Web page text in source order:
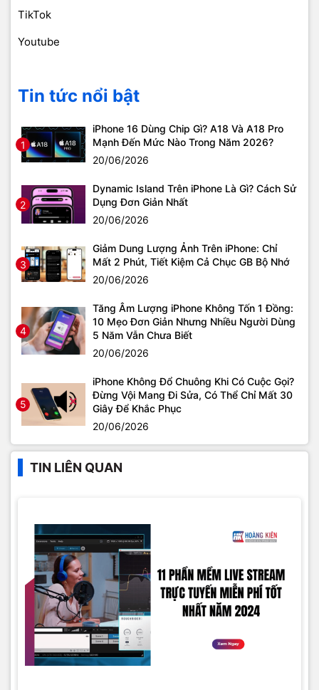
TikTok
Youtube
Tin tức nổi bật
1
iPhone 16 Dùng Chip Gì? A18 Và A18 Pro
Mạnh Đến Mức Nào Trong Năm 2026?
20/06/2026
2
Dynamic Island Trên iPhone Là Gì? Cách Sử
Dụng Đơn Giản Nhất
20/06/2026
3
Giảm Dung Lượng Ảnh Trên iPhone: Chỉ
Mất 2 Phút, Tiết Kiệm Cả Chục GB Bộ Nhớ
20/06/2026
4
Tăng Âm Lượng iPhone Không Tốn 1 Đồng:
10 Mẹo Đơn Giản Nhưng Nhiều Người Dùng
5 Năm Vẫn Chưa Biết
20/06/2026
5
iPhone Không Đổ Chuông Khi Có Cuộc Gọi?
Đừng Vội Mang Đi Sửa, Có Thể Chỉ Mất 30
Giây Để Khắc Phục
20/06/2026
TIN LIÊN QUAN